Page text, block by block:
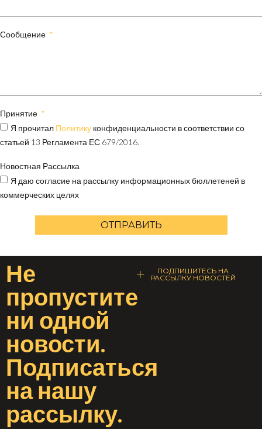
Сообщение
Принятие
Я прочитал Политику конфиденциальности в соответствии со
статьей 13 Регламента ЕС 679/2016.
Новостная Рассылка
Я даю согласие на рассылку информационных бюллетеней в
коммерческих целях
ОТПРАВИТЬ
Не
пропустите
ни одной
новости.
Подписаться
нанашу
рассылку.
ПОДПИШИТЕСЬ НА
РАССЫЛКУ НОВОСТЕЙ